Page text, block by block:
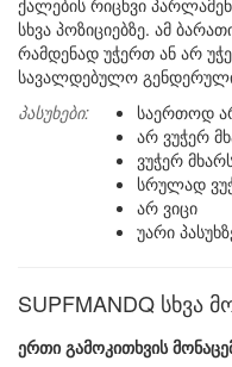
ქალების რიცხვი
სხვა პოზიციებზე. ამ
რამდენად უჭერთ ან არ
სავალდებულო
პასუხები:
საერთოდ
არ ვუჭერ
ვუჭერ
სრულად
არ ვიცი
უარი
SUPFMANDQ სხვა
ერთი გამოკითხვის